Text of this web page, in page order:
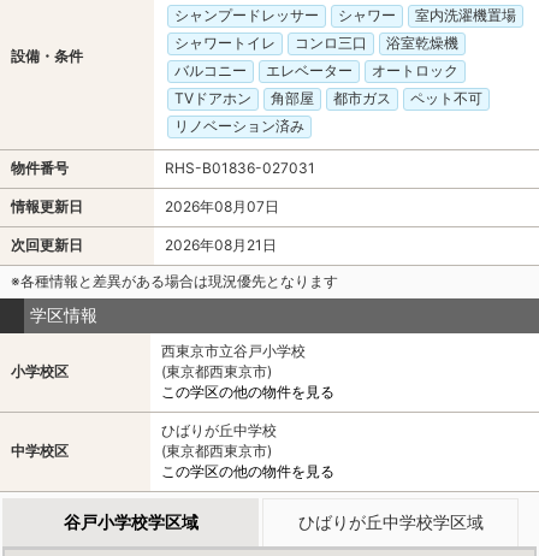
設備・条件
シャンプードレッサー シャワー
室内洗濯機置場
シャワートイレ
コンロ三口
浴室乾燥機
バルコニー
エレベーター
オートロック
TVドアホン
角部屋 都市ガス
ペット不可
リノベーション済み
物件番号 RHS-B01836-027031
情報更新日 2026年08月07日
次回更新日
2026年08月21日
※各種情報と差異がある場合は現況優先となります
学区情報
小学校区
西東京市立谷戸小学校
(東京都西東京市)
この学区の他の物件を見る
中学校区
ひばりが丘中学校
(東京都西東京市)
この学区の他の物件を見る
谷戸小学校学区域 ひばりが丘中学校学区域